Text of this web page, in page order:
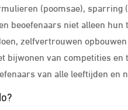
(poomsae), sparring
beoefenaars niet alleen hun
zelfvertrouwen
bijwonen van competities en
van alle leeftijden en